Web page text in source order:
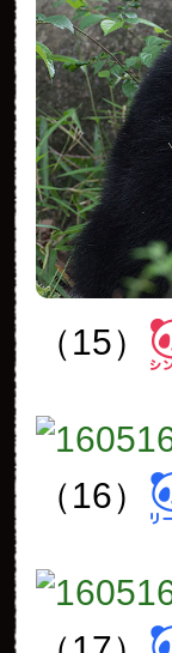
（15）
（16）